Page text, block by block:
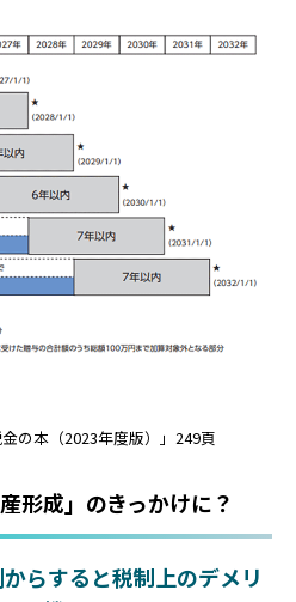
の本（2023年度版）」249頁
形成」のきっかけに？
からすると税制上のデメリ